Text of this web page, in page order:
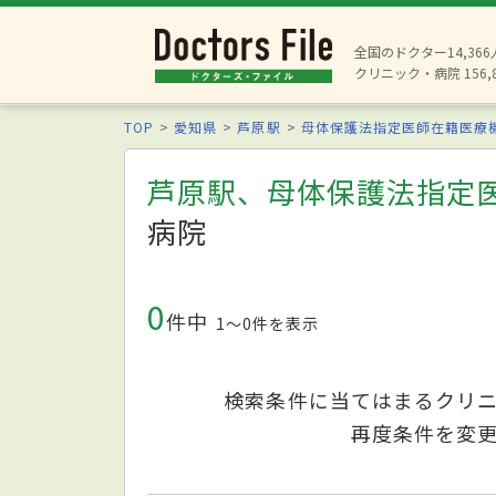
全国のドクター14,366
クリニック・病院
TOP 愛知県 芦原駅 母体保護法指定医師在籍医療
芦原駅、母体保護法指定
病院
0件中 1〜0件を表示
検索条件に当てはまるクリ
再度条件を変